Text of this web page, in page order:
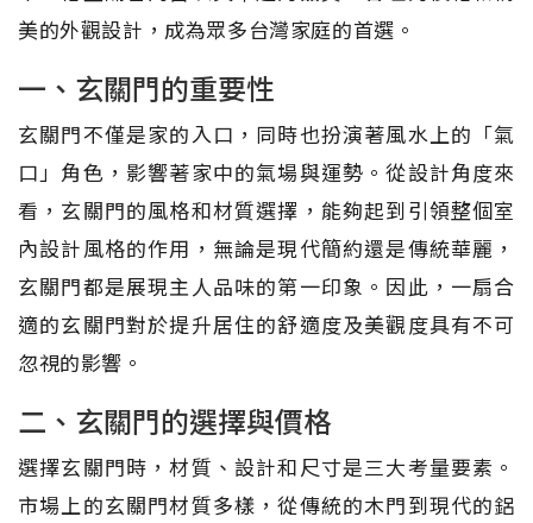
美的外觀設計，成為眾多台灣家庭的首選。
一、玄關門的重要性
玄關門不僅是家的入口，同時也扮演著風水上的「氣
口」角色，影響著家中的氣場與運勢。從設計角度來
看，玄關門的風格和材質選擇，能夠起到引領整個室
內設計風格的作用，無論是現代簡約還是傳統華麗，
玄關門都是展現主人品味的第一印象。因此，一扇合
適的玄關門對於提升居住的舒適度及美觀度具有不可
忽視的影響。
二、玄關門的選擇與價格
選擇玄關門時，材質、設計和尺寸是三大考量要素。
市場上的玄關門材質多樣，從傳統的木門到現代的鋁